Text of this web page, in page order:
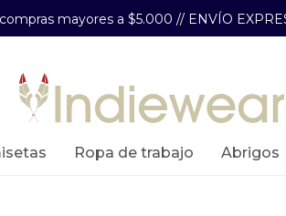
mayores a $5.000 // ENVÍO
ropa de trabajo abrigos